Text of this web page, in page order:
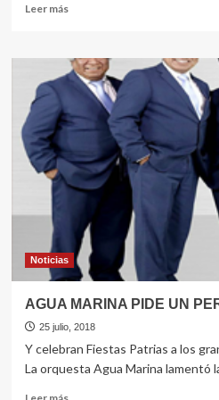
Leer másLeer
Festeja
en
Bolivia
Noticias
AGUA MARINA PIDE UN
25 julio, 2018
Y celebran Fiestas Patrias a los
La orquesta Agua Marina lamentó
Leer